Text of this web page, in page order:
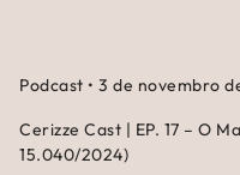
Podcast • 3 de novembro
Cerizze Cast | EP. 17 – O
15.040/2024)